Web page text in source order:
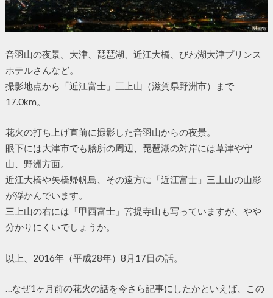
音羽山の夜景。大津、琵琶湖、近江大橋、びわ湖大津プリンス
ホテルさんなど。
撮影地点から「近江富士」三上山（滋賀県野洲市）まで
17.0km。
花火の打ち上げ直前に撮影した音羽山からの夜景。
眼下には大津市でも膳所の周辺、琵琶湖の対岸には草津や守
山、野洲方面。
近江大橋や矢橋帰帆島、その遠方に「近江富士」三上山の山影
が浮かんでいます。
三上山の右には「甲西富士」菩提寺山も写っていますが、やや
分かりにくいでしょうか。
以上、2016年（平成28年）8月17日の話。
…なぜ1ヶ月前の花火の話を今さら記事にしたかといえば、この